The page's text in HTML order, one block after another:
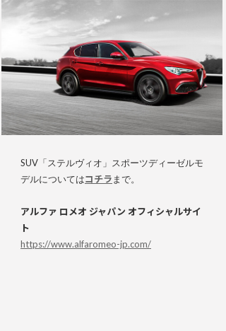
SUV「ステルヴィオ」スポーツディーゼルモ
デルについてはコチラまで。
アルファ ロメオ ジャパン オフィシャルサイ
ト
https://www.alfaromeo-jp.com/